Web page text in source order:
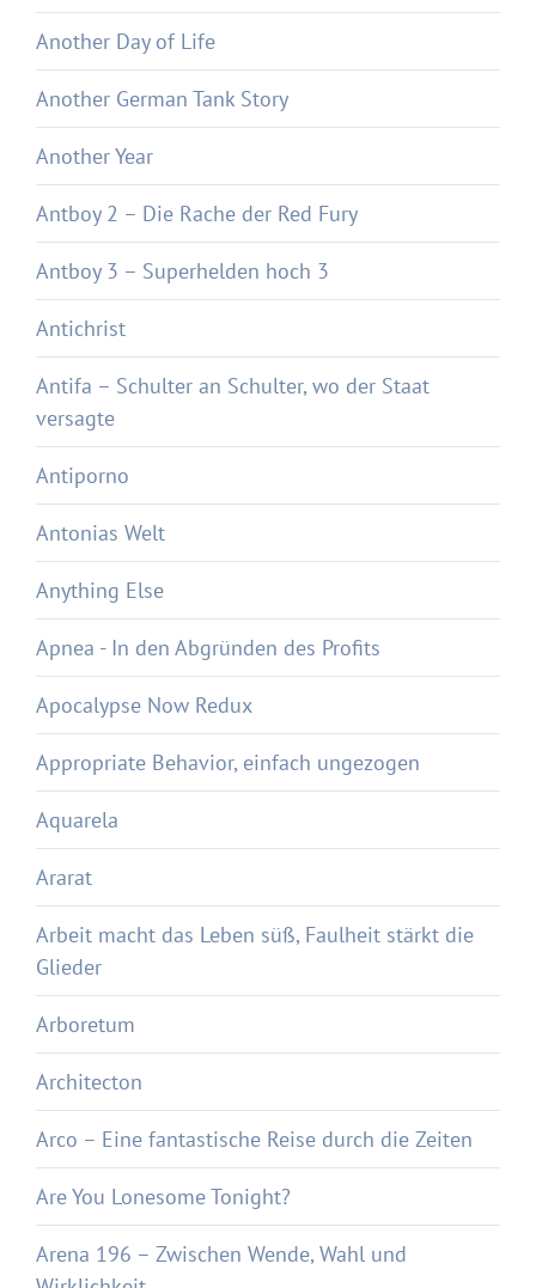
Another Day of Life
Another German Tank Story
Another Year
Antboy 2 – Die Rache der Red Fury
Antboy 3 – Superhelden hoch 3
Antichrist
Antifa – Schulter an Schulter, wo der Staat
versagte
Antiporno
Antonias Welt
Anything Else
Apnea - In den Abgründen des Profits
Apocalypse Now Redux
Appropriate Behavior, einfach ungezogen
Aquarela
Ararat
Arbeit macht das Leben süß, Faulheit stärkt die
Glieder
Arboretum
Architecton
Arco – Eine fantastische Reise durch die Zeiten
Are You Lonesome Tonight?
Arena 196 – Zwischen Wende, Wahl und